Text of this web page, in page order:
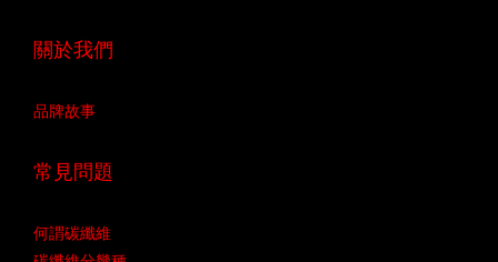
關於我們
品牌故事
常見問題
何謂碳纖維